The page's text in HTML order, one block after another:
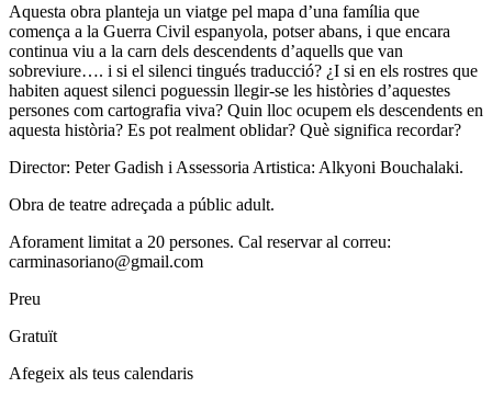
Aquesta obra planteja un viatge pel mapa d’una família que
comença a la Guerra Civil espanyola, potser abans, i que encara
continua viu a la carn dels descendents d’aquells que van
sobreviure…. i si el silenci tingués traducció? ¿I si en els rostres que
habiten aquest silenci poguessin llegir-se les històries d’aquestes
persones com cartografia viva? Quin lloc ocupem els descendents en
aquesta història? Es pot realment oblidar? Què significa recordar?
Director: Peter Gadish i Assessoria Artistica: Alkyoni Bouchalaki.
Obra de teatre adreçada a públic adult.
Aforament limitat a 20 persones. Cal reservar al correu:
carminasoriano@gmail.com
Preu
Gratuït
Afegeix als teus calendaris